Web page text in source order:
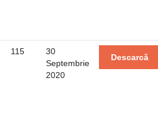
115
30
Septembrie
2020
Descarcă